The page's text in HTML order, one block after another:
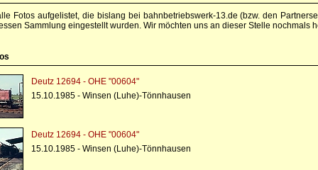
Fotos aufgelistet, die bislang bei bahnbetriebswerk-13.de (bzw. den
Sammlung eingestellt wurden. Wir möchten uns an dieser Stelle nochmals
Deutz 12694 - OHE "00604"
15.10.1985 - Winsen (Luhe)-Tönnhausen
Deutz 12694 - OHE "00604"
15.10.1985 - Winsen (Luhe)-Tönnhausen